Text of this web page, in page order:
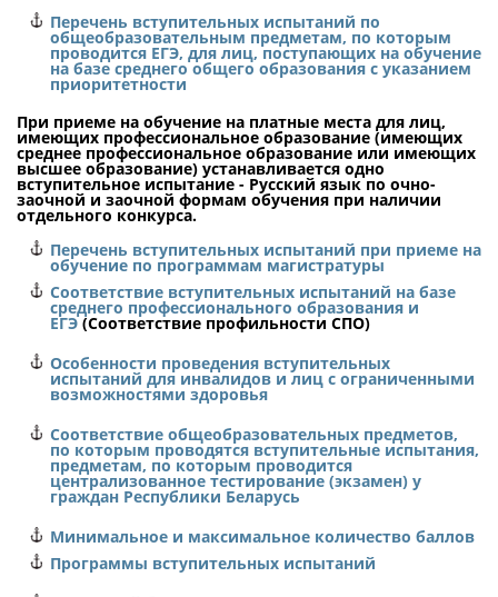
Перечень вступительных испытаний по
общеобразовательным предметам, по которым
проводится ЕГЭ, для лиц, поступающих на обучение
на базе среднего общего образования с указанием
приоритетности
При приеме на обучение на платные места для лиц,
имеющих профессиональное образование (имеющих
среднее профессиональное образование или имеющих
высшее образование) устанавливается одно
вступительное испытание - Русский язык по очно-
заочной и заочной формам обучения при наличии
отдельного конкурса.
Перечень вступительных испытаний при приеме на
обучение по программам магистратуры
Соответствие вступительных испытаний на базе
среднего профессионального образования и
ЕГЭ(Соответствие профильности СПО)
Особенности проведения вступительных
испытаний для инвалидов и лиц с ограниченными
возможностями здоровья
Соответствие общеобразовательных предметов,
по которым проводятся вступительные испытания,
предметам, по которым проводится
централизованное тестирование (экзамен) у
граждан Республики Беларусь
Минимальное и максимальное количество баллов
Программы вступительных испытаний